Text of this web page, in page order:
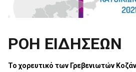
ΡΟΗ ΕΙΔΗΣΕΩΝ
Το χορευτικό των Γρεβενιωτών